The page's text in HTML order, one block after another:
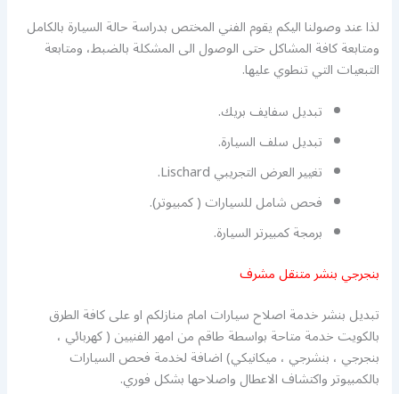
لذا عند وصولنا اليكم يقوم الفني المختص بدراسة حالة السيارة بالكامل
ومتابعة كافة المشاكل حتى الوصول الى المشكلة بالضبط، ومتابعة
التبعيات التي تنطوي عليها.
تبديل سفايف بريك.
تبديل سلف السيارة.
تغيير العرض التجريبي Lischard.
فحص شامل للسيارات ( كمبيوتر).
برمجة كمبيرتر السيارة.
بنجرجي بنشر متنقل مشرف
تبديل بنشر خدمة اصلاح سيارات امام منازلكم او على كافة الطرق
بالكويت خدمة متاحة بواسطة طاقم من امهر الفنيين ( كهربائي ،
بنجرجي ، بنشرجي ، ميكانيكي) اضافة لخدمة فحص السيارات
بالكمبيوتر واكتشاف الاعطال واصلاحها بشكل فوري.